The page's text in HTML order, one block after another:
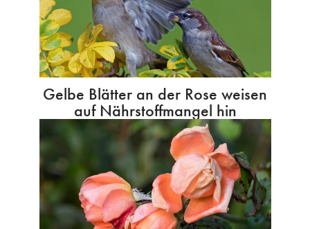
Gelbe Blätter an der Rose weisen
auf Nährstoffmangel hin